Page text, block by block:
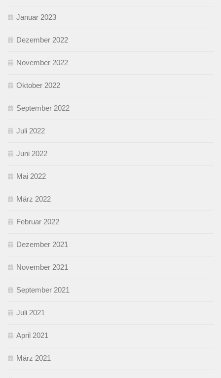
Januar 2023
Dezember 2022
November 2022
Oktober 2022
September 2022
Juli 2022
Juni 2022
Mai 2022
März 2022
Februar 2022
Dezember 2021
November 2021
September 2021
Juli 2021
April 2021
März 2021